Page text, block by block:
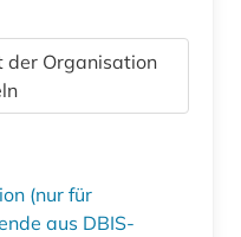
der Organisation
(nur für
aus DBIS-